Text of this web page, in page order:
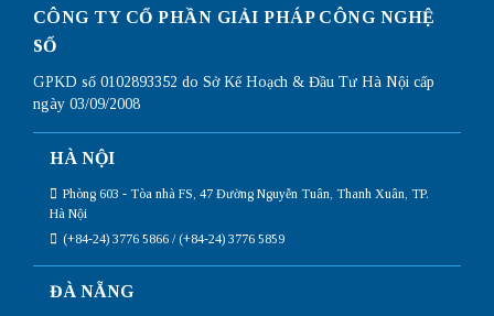
CÔNG TY CỔ PHẦN GIẢI PHÁP CÔNG NGHỆ
SỐ
GPKD số 0102893352 do Sở Kế Hoạch & Đầu Tư Hà Nội cấp
ngày 03/09/2008
HÀ NỘI
Phòng 603 - Tòa nhà FS, 47 Đường Nguyễn Tuân, Thanh Xuân, TP.
Hà Nội
(+84-24) 3776 5866 / (+84-24) 3776 5859
ĐÀ NẴNG